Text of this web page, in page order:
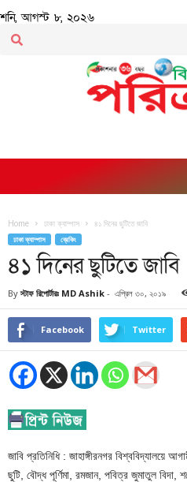
শনি, আগস্ট ৮, ২০২৬
Home ঢাকা ক্যাম্পাস ৪১ দিনের ছুটিতে জাবি
ঢাকা ক্যাম্পাস ব্রেকিং
৪১ দিনের ছুটিতে জাবি
By স্টাফ রিপোর্টারঃ MD Ashik - এপ্রিল ৩০, ২০১৯
Facebook Twitter
জাবি প্রতিনিধি : জাহাঙ্গীরনগর বিশ্ববিদ্যালয়ে
ছুটি, বৌদ্ধ পূর্ণিমা, রমজান, পবিত্র জুমাতুল